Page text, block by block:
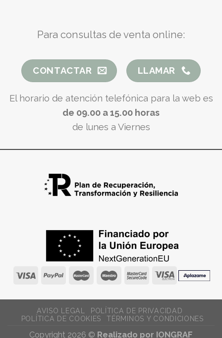
Para consultas de venta online:
CONTACTAR LLAMAR
El horario de atención telefónica para la web es
de 09.00 a 15.00 horas
de lunes a Viernes
AVISO LEGAL
POLÍTICA DE PRIVACIDAD
POLÍTICA DE COOKIES
TÉRMINOS Y CONDICIONES
Copyright 2026 © Realizado por IONGRAF